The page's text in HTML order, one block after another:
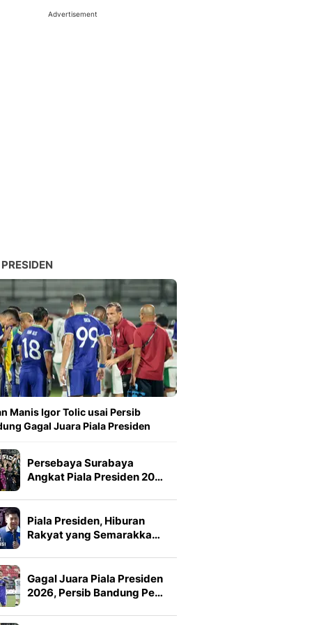
Advertisement
Manis Igor Tolic usai Persib
Gagal Juara Piala Presiden
Persebaya Surabaya
Angkat Piala Presiden 20…
Piala Presiden, Hiburan
Rakyat yang Semarakka…
Gagal Juara Piala Presiden
2026, Persib Bandung Pe…